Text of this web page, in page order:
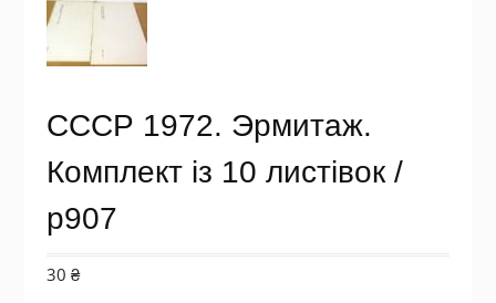
СССР 1972. Эрмитаж.
Комплект із 10 листівок /
р907
30 ₴